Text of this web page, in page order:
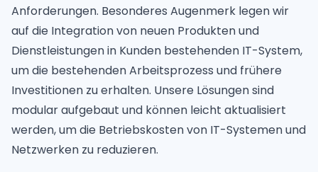
Anforderungen. Besonderes Augenmerk legen wir
auf die Integration von neuen Produkten und
Dienstleistungen in Kunden bestehenden IT-System,
um die bestehenden Arbeitsprozess und frühere
Investitionen zu erhalten. Unsere Lösungen sind
modular aufgebaut und können leicht aktualisiert
werden, um die Betriebskosten von IT-Systemen und
Netzwerken zu reduzieren.